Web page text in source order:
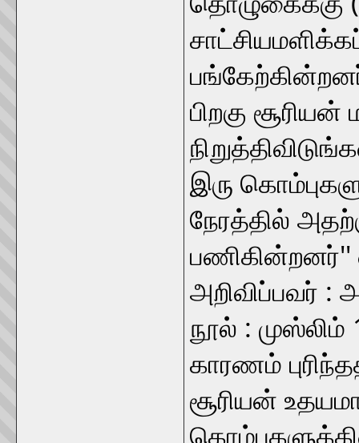
பிறகு
இரு
நேரத்தில்
பணிகின்றனர்''
அறிவிப்பவர் :
நூல் : முஸ்லிம்
காரணம்
சூரியன்